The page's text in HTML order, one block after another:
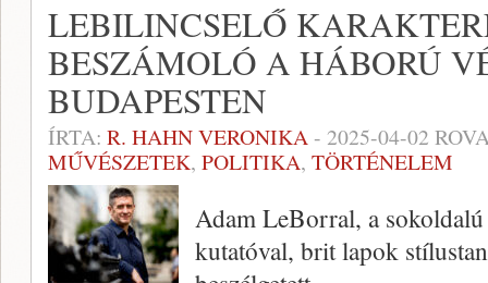
LEBILINCSELŐ
BESZÁMOLÓ A HÁBORÚ
BUDAPESTEN
ÍRTA: R. HAHN VERONIKA- 2025-04-02
MŰVÉSZETEK, POLITIKA, TÖRTÉNELEM
Adam LeBorral, a
kutatóval, brit lapok